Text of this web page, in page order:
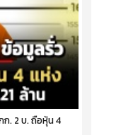
. 2 บ. ถือหุ้น 4